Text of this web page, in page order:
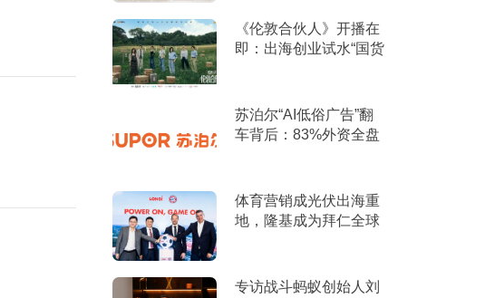
《伦敦合伙人》开播在
即：出海创业试水“国货
苏泊尔“AI低俗广告”翻
车背后：83%外资全盘
体育营销成光伏出海重
地，隆基成为拜仁全球
专访战斗蚂蚁创始人刘